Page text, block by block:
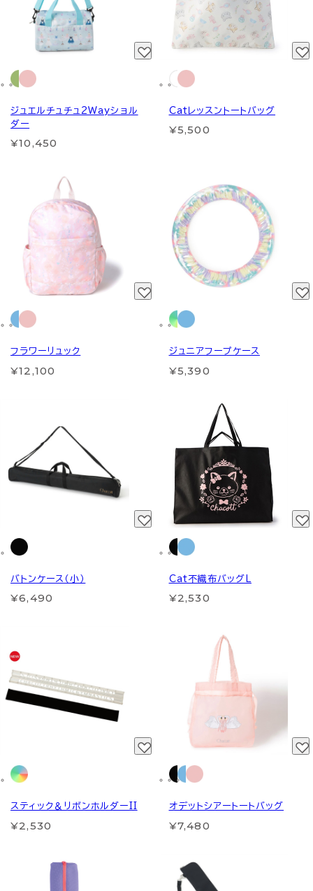
ジュエルチュチュ2Wayショル
ダー
¥10,450
Catレッスントートバッグ
¥5,500
フラワーリュック
¥12,100
ジュニアフープケース
¥5,390
バトンケース（小）
¥6,490
Cat不織布バッグL
¥2,530
スティック＆リボンホルダーII
¥2,530
オデットシアートートバッグ
¥7,480